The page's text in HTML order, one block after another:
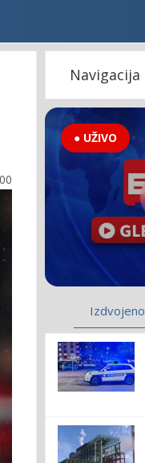
Navigacija
● UŽIVO
Izdvojeno